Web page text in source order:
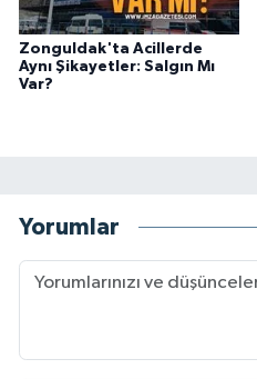
Zonguldak'ta Acillerde
Aynı Şikayetler: Salgın Mı
Var?
Yorumlar